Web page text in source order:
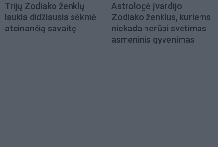
Trijų Zodiako ženklų
laukia didžiausia sėkmė
ateinančią savaitę
Astrologė įvardijo
Zodiako ženklus, kuriems
niekada nerūpi svetimas
asmeninis gyvenimas